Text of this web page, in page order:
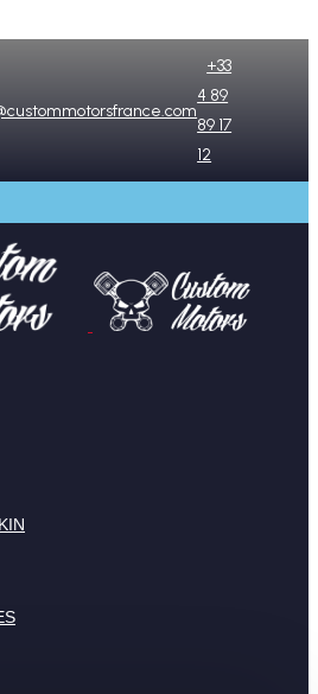
+33
4 89
89 17
12